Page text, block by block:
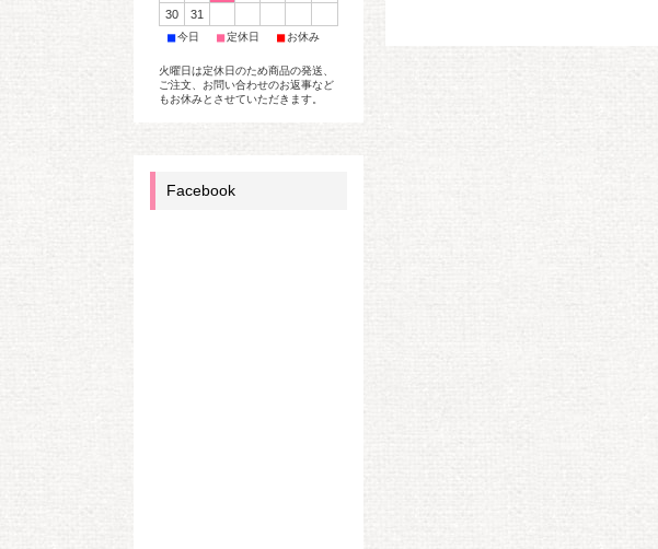
30
31
■ 今日 ■ 定休日 ■ お休み
火曜日は定休日のため商品の発送、
ご注文、お問い合わせのお返事など
もお休みとさせていただきます。
Facebook